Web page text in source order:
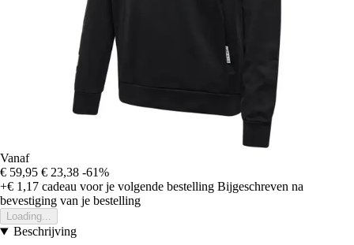
Vanaf
€ 59,95 € 23,38 -61%
+€ 1,17 cadeau voor je volgende bestelling Bijgeschreven na
bevestiging van je bestelling
Loading...
Beschrijving